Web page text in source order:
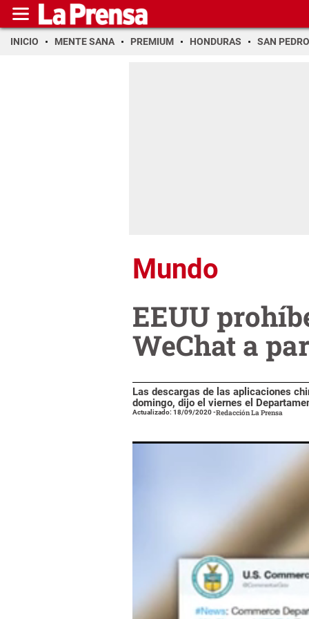
INICIO MENTE SANA PREMIUM HONDURAS SAN PEDRO
Mundo
EEUU
WeChat a
Las descargas de las aplicaciones
domingo, dijo el viernes el
Actualizado: 18/09/2020-Redacción La Prensa